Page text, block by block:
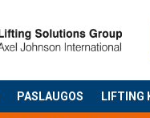
PASLAUGOS LIFTING